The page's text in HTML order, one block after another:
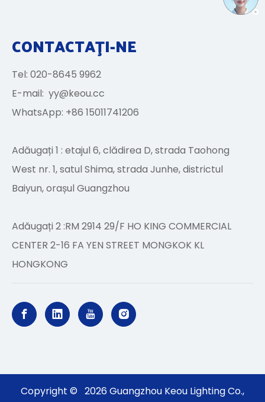
CONTACTAŢI-NE
Tel: 020-8645 9962
E-mail: yy@keou.cc
WhatsApp: +86 15011741206
Adăugați 1 : etajul 6, clădirea D, strada Taohong
West nr. 1, satul Shima, strada Junhe, districtul
Baiyun, orașul Guangzhou
Adăugați 2 :RM 2914 29/F HO KING COMMERCIAL
CENTER 2-16 FA YEN STREET MONGKOK KL
HONGKONG
Copyright © 2026Guangzhou Keou Lighting Co.,